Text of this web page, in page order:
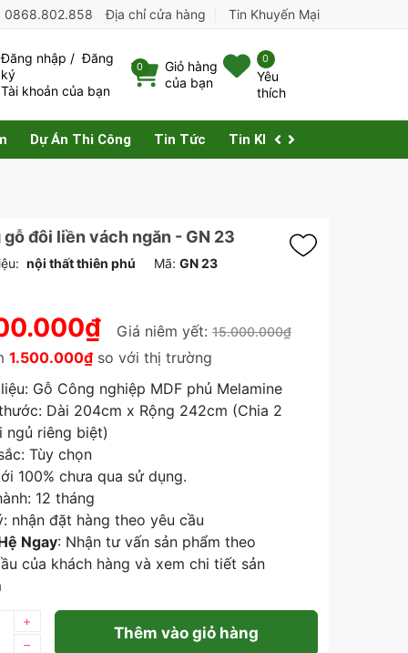
0868.802.858 Địa chỉ cửa hàng Tin Khuyến Mại
Đăng nhập /Đăng
ký
Tài khoản của bạn
0
Giỏ hàng
của bạn
0
Yêu
thích
Dự Án Thi Công Tin Tức Tin Khuyến Mại
đôi liền vách ngăn - GN 23
nội thất thiên phú Mã: GN 23
Giá niêm yết:15.000.000₫
1.500.000₫so với thị trường
Gỗ Công nghiệp MDF phủ Melamine
Dài 204cm x Rộng 242cm (Chia 2
ngủ riêng biệt)
Tùy chọn
100% chưa qua sử dụng.
12 tháng
nhận đặt hàng theo yêu cầu
Ngay: Nhận tư vấn sản phẩm theo
của khách hàng và xem chi tiết sản
–
+
Thêm vào giỏ hàng